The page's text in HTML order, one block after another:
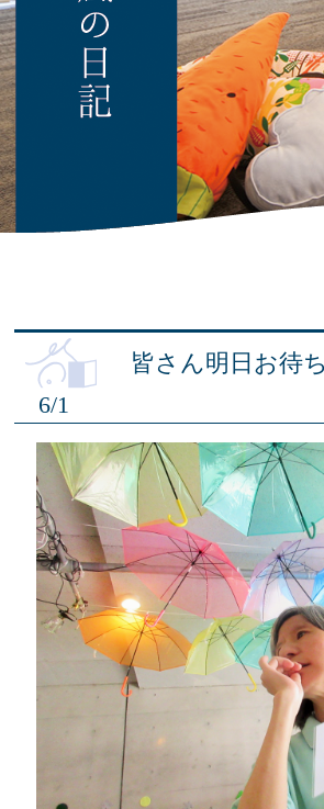
6/1
皆さん明日お待